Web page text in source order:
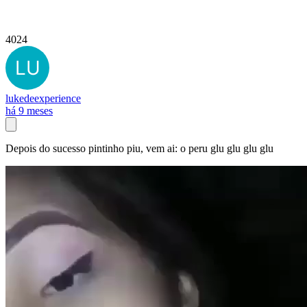
4024
lukedeexperience
há 9 meses
Depois do sucesso pintinho piu, vem ai: o peru glu glu glu glu